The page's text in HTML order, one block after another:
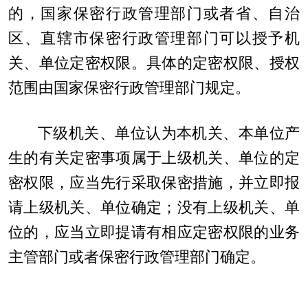
的，国家保密行政管理部门或者省、自治
区、直辖市保密行政管理部门可以授予机
关、单位定密权限。具体的定密权限、授权
范围由国家保密行政管理部门规定。
下级机关、单位认为本机关、本单位产
生的有关定密事项属于上级机关、单位的定
密权限，应当先行采取保密措施，并立即报
请上级机关、单位确定；没有上级机关、单
位的，应当立即提请有相应定密权限的业务
主管部门或者保密行政管理部门确定。